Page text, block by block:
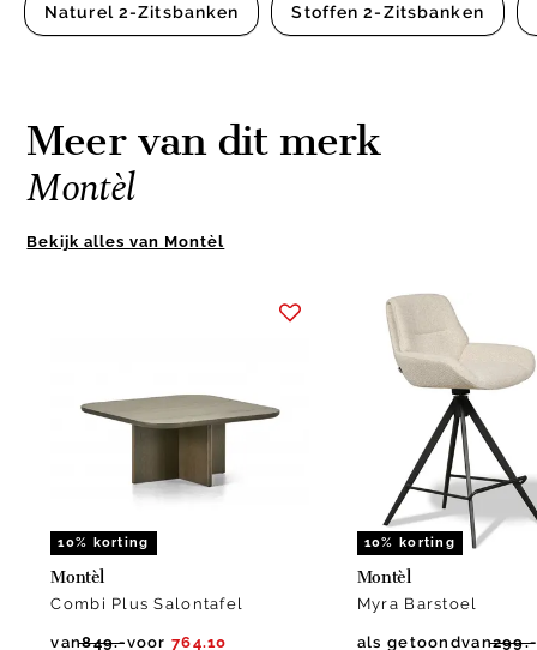
Naturel 2-Zitsbanken Stoffen 2-Zitsbanken
Meer van dit merk
Montèl
Bekijk alles van Montèl
10% korting
Montèl
Combi Plus Salontafel
van849.-voor 764.10
10% korting
Montèl
Myra Barstoel
als getoondvan299.-